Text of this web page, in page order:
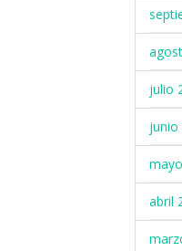
julio
junio
abril